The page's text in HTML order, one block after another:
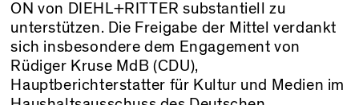
ON von DIEHL+RITTER substantiell zu
unterstützen. Die Freigabe der Mittel verdankt
sich insbesondere dem Engagement von
Rüdiger Kruse MdB (CDU),
Hauptberichterstatter für Kultur und Medien im